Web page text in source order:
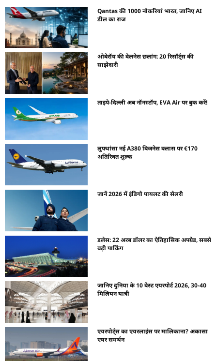
Qantas की 1000 नौकरियां भारत, जानिए AI
डील का राज
ओबेरॉय की वेलनेस छलांग: 20 रिसॉर्ट्स की
साझेदारी
ताइपे-दिल्ली अब नॉनस्टॉप, EVA Air पर बुक करें!
लुफ्थांसा नई A380 बिजनेस क्लास पर €170
अतिरिक्त शुल्क
जानें 2026 में इंडिगो पायलट की सैलरी
डलेस: 22 अरब डॉलर का ऐतिहासिक अपग्रेड, सबसे
बड़ी पार्किंग
जानिए दुनिया के 10 बेस्ट एयरपोर्ट 2026, 30-40
मिलियन यात्री
एयरपोर्ट्स का एयरलाइंस पर मालिकाना? अकासा
एयर समर्थन